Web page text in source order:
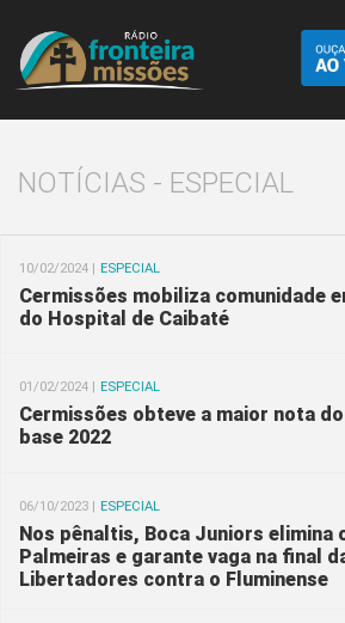
NOTÍCIAS - ESPECIAL
10/02/2024 | ESPECIAL
Cermissões mobiliza comunidade
do Hospital de Caibaté
01/02/2024 | ESPECIAL
Cermissões obteve a maior nota do
base 2022
06/10/2023 | ESPECIAL
Nos pênaltis, Boca Juniors elimina
Palmeiras e garante vaga na final
Libertadores contra o Fluminense